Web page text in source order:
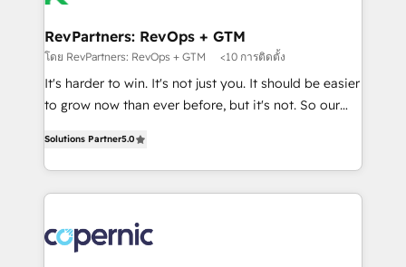
looking for...and get your next big initiative moving!
your time zone. What we do ➤ Onboarding: Live in
weeks, with workflows built around your business,
not a template. ➤ Migration: Move from any legacy
CRM. Zero downtime, full data integrity. ➤
revenue process. Sales, marketing, and service wired
together. ➤ AI and Integrations: Layer Breeze AI,
rollouts, adoption coaching. Buying HubSpot,
switching to it, or reviving a stale portal? We are
RevPartners: RevOps + GTM
โดย RevPartners: RevOps + GTM <10 การติดตั้ง
It's harder to win. It's not just you. It should be easier
to grow now than ever before, but it's not. So our
revenue number. We do that by bridging the gap
where agencies fail: combining GTM strategy with
technical execution to solve the right problem at the
implement your CRM. We engineer revenue
outcomes for the GTM owner on HubSpot. We Build
Solutions Partner5.0